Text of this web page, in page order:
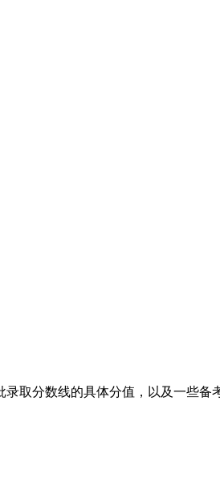
取分数线的具体分值，以及一些备